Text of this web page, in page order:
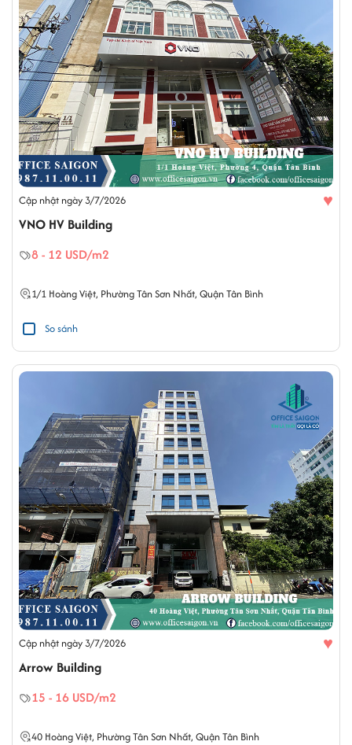
Cập nhật ngày 3/7/2026 ♥
VNO HV Building
8 - 12 USD/m2
1/1 Hoàng Việt, Phường Tân Sơn Nhất, Quận Tân Bình
So sánh
Cập nhật ngày 3/7/2026 ♥
Arrow Building
15 - 16 USD/m2
40 Hoàng Việt, Phường Tân Sơn Nhất, Quận Tân Bình